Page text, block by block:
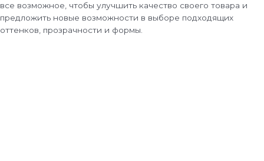
все возможное, чтобы улучшить качество своего товара и
предложить новые возможности в выборе подходящих
оттенков, прозрачности и формы.